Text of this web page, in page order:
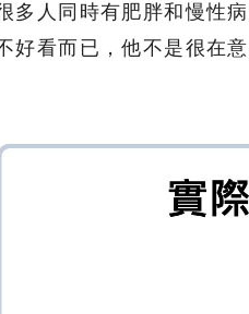
多人同時有肥胖和慢性
好看而已，他不是很在